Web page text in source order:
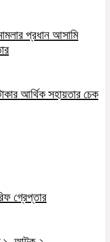
প্রধান আসামি
আর্থিক সহায়তার চেক
গ্রেপ্তার